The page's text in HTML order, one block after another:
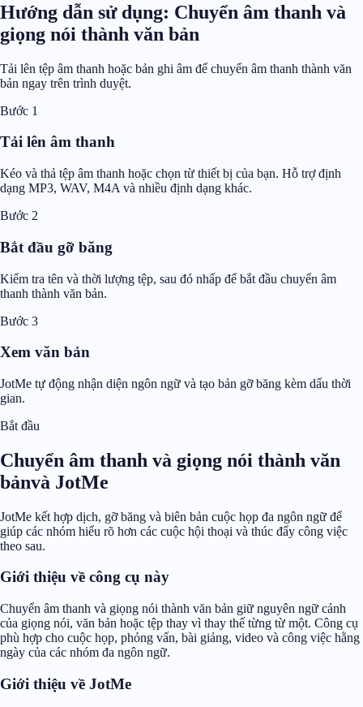
Hướng dẫn sử dụng: Chuyển âm thanh và
giọng nói thành văn bản
Tải lên tệp âm thanh hoặc bản ghi âm để chuyển âm thanh thành văn
bản ngay trên trình duyệt.
Bước 1
Tải lên âm thanh
Kéo và thả tệp âm thanh hoặc chọn từ thiết bị của bạn. Hỗ trợ định
dạng MP3, WAV, M4A và nhiều định dạng khác.
Bước 2
Bắt đầu gỡ băng
Kiểm tra tên và thời lượng tệp, sau đó nhấp để bắt đầu chuyển âm
thanh thành văn bản.
Bước 3
Xem văn bản
JotMe tự động nhận diện ngôn ngữ và tạo bản gỡ băng kèm dấu thời
gian.
Bắt đầu
Chuyển âm thanh và giọng nói thành văn
bảnvà JotMe
JotMe kết hợp dịch, gỡ băng và biên bản cuộc họp đa ngôn ngữ để
giúp các nhóm hiểu rõ hơn các cuộc hội thoại và thúc đẩy công việc
theo sau.
Giới thiệu về công cụ này
Chuyển âm thanh và giọng nói thành văn bản giữ nguyên ngữ cảnh
của giọng nói, văn bản hoặc tệp thay vì thay thế từng từ một. Công cụ
phù hợp cho cuộc họp, phỏng vấn, bài giảng, video và công việc hằng
ngày của các nhóm đa ngôn ngữ.
Giới thiệu về JotMe